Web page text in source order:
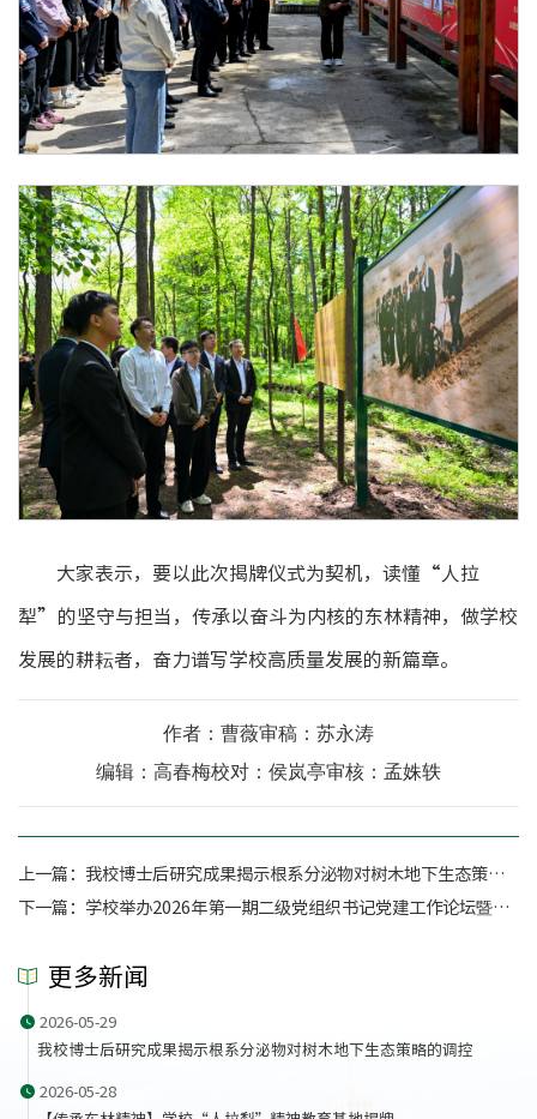
大家表示，要以此次揭牌仪式为契机，读懂“人拉
犁”的坚守与担当，传承以奋斗为内核的东林精神，做学校
发展的耕耘者，奋力谱写学校高质量发展的新篇章。
作者：曹薇审稿：苏永涛
编辑：高春梅校对：侯岚亭审核：孟姝轶
上一篇： 我校博士后研究成果揭示根系分泌物对树木地下生态策略的调控
下一篇： 学校举办2026年第一期二级党组织书记党建工作论坛暨师德师风建设深化年启动会
更多新闻
2026-05-29
我校博士后研究成果揭示根系分泌物对树木地下生态策略的调控
2026-05-28